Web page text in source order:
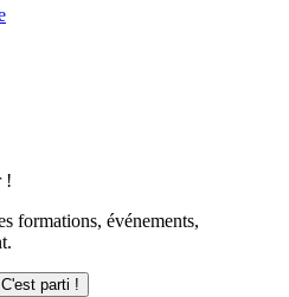
!
formations, événements,
C'est parti !